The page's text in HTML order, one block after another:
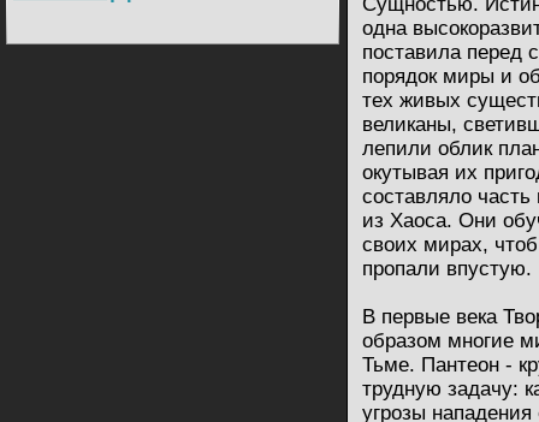
одна
поставила перед
порядок миры и
тех живых
великаны,
лепили облик
окутывая их
составляло
из Хаоса. Они
своих мирах,
пропали впустую.
В первые века
образом многие
Тьме. Пантеон -
трудную задачу:
угрозы